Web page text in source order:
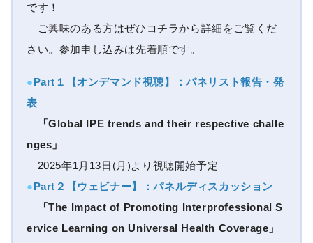
です！
ご興味のある方はぜひ コチラから詳細をご覧くだ
さい。参加申し込みは先着順です。
●Part１【オンデマンド視聴】：パネリスト報告・発
表
「Global IPE trends and their respective challe
nges」
2025年1月13日(月)より視聴開始予定
●Part２【ウェビナー】：パネルディスカッション
「The Impact of Promoting Interprofessional S
ervice Learning on Universal Health Coverage」